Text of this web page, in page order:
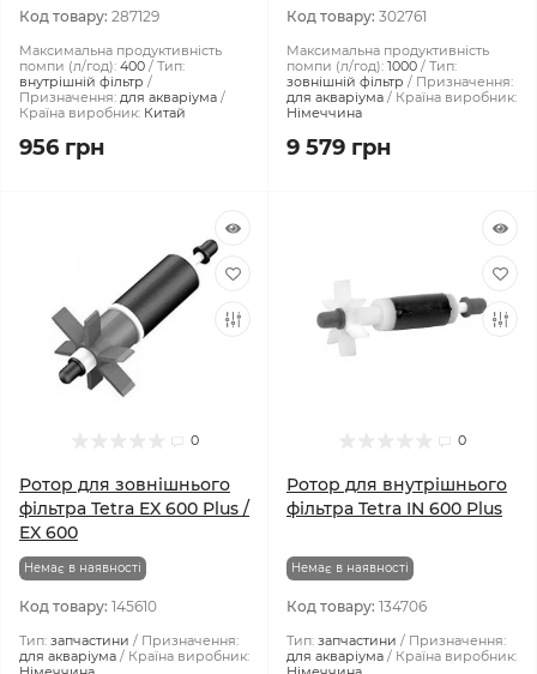
Код товару: 287129
Максимальна продуктивність
помпи (л/год): 400
Тип:
внутрішній фільтр
Призначення: для акваріума
Країна виробник: Китай
956 грн
Код товару: 302761
Максимальна продуктивність
помпи (л/год): 1000
Тип:
зовнішній фільтр
Призначення:
для акваріума
Країна виробник:
Німеччина
9 579 грн
0
Ротор для зовнішнього
фільтра Tetra EX 600 Plus /
EX 600
Немає в наявності
Код товару: 145610
Тип: запчастини
Призначення:
для акваріума
Країна виробник:
0
Ротор для внутрішнього
фільтра Tetra IN 600 Plus
Немає в наявності
Код товару: 134706
Тип: запчастини
Призначення:
для акваріума
Країна виробник: